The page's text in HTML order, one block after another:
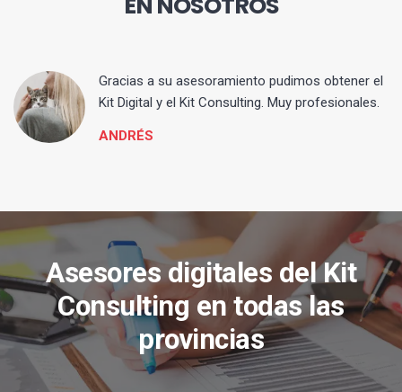
Gracias a su asesoramiento pudimos obtener el
Kit Digital y el Kit Consulting. Muy profesionales.
ANDRÉS
Asesores digitales del Kit
Consulting en todas las
provincias